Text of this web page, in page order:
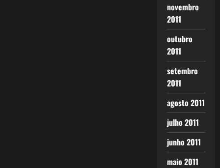
novembro
2011
outubro
2011
setembro
2011
agosto 2011
julho 2011
junho 2011
maio 2011